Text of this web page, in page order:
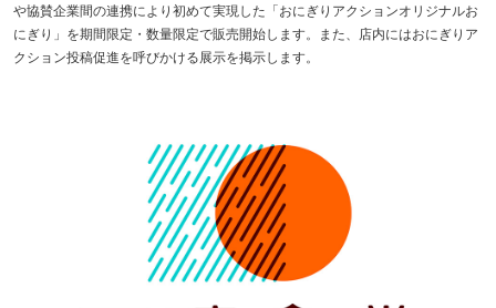
や協賛企業間の連携により初めて実現した「おにぎりアクションオリジナルお
にぎり」を期間限定・数量限定で販売開始します。また、店内にはおにぎりア
クション投稿促進を呼びかける展示を掲示します。